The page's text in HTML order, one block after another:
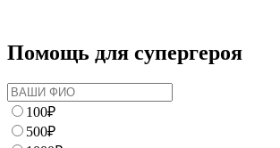
Помощь для супергероя
100₽
500₽